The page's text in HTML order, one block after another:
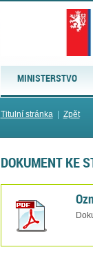
MINISTERSTVO
Titulní stránka| Zpět
DOKUMENT KE